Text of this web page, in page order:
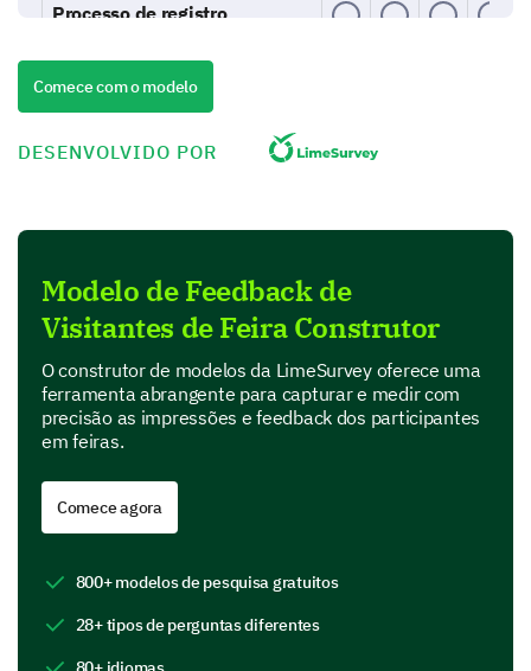
Processo de registro
Layout do local
Variedade de expositores
Qualidade das apresentações
Impressões dos Expositores
Nesta parte, queremos saber sua impressão sobre os
expositores da feira.
Quais expositores se destacaram para você?
Exemplo B
Por que esses expositores se destacaram para
você?
Comece com o modelo
DESENVOLVIDO POR
Modelo de Feedback de
Visitantes de Feira Construtor
O construtor de modelos da LimeSurvey oferece uma
ferramenta abrangente para capturar e medir com
precisão as impressões e feedback dos participantes
em feiras.
Comece agora
800+ modelos de pesquisa gratuitos
28+ tipos de perguntas diferentes